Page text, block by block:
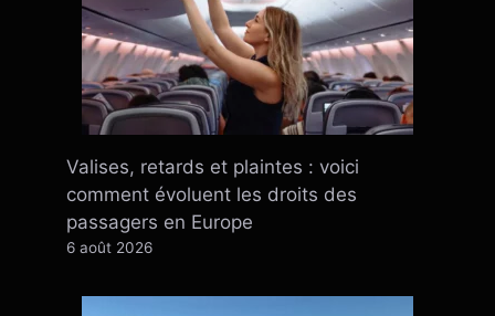
Valises, retards et plaintes : voici
comment évoluent les droits des
passagers en Europe
6 août 2026